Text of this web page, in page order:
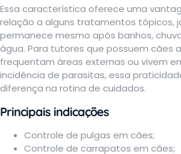
Essa característica oferece uma
relação a alguns tratamentos tópicos,
permanece mesmo após banhos,
água. Para tutores que possuem cães
frequentam áreas externas ou vivem
incidência de parasitas, essa
diferença na rotina de cuidados.
Principais indicações
Controle de pulgas em cães;
Controle de carrapatos em cães;